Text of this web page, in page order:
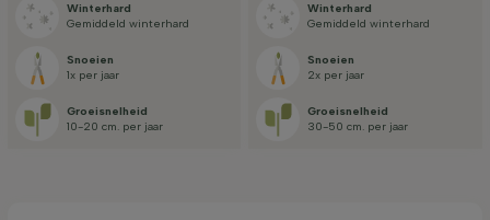
Winterhard
Gemiddeld winterhard
Snoeien
1x per jaar
Groei­snelheid
10-20 cm. per jaar
Winterhard
Gemiddeld winterhard
Snoeien
2x per jaar
Groei­snelheid
30-50 cm. per jaar